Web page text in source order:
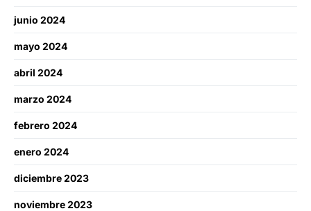
junio 2024
mayo 2024
abril 2024
marzo 2024
febrero 2024
enero 2024
diciembre 2023
noviembre 2023